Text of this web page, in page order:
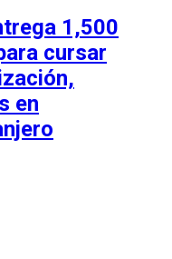
1,500
cursar
en